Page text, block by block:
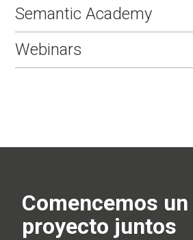
Semantic Academy
Webinars
Comencemos
proyecto juntos